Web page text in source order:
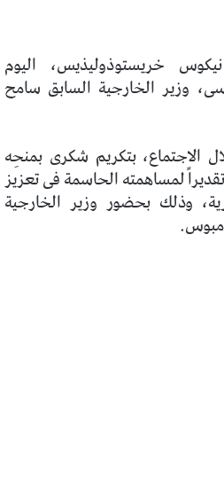
خريستوذوليذيس، اليوم
وزير الخارجية السابق سامح
الاجتماع، بتكريم شكرى بمنحِه
لمساهمته الحاسمة فى تعزيز
وذلك بحضور وزير الخارجية